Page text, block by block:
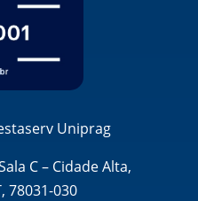
Uniprag
C – Cidade Alta,
78031-030